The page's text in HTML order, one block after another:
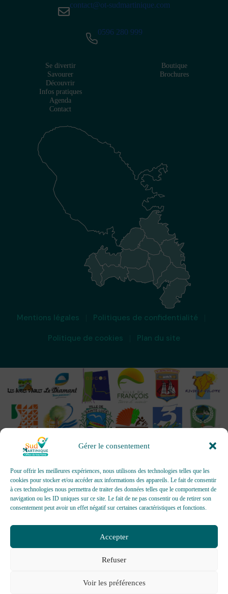
Gérer le consentement
Pour offrir les meilleures expériences, nous utilisons des technologies telles que les
cookies pour stocker et/ou accéder aux informations des appareils. Le fait de consentir
à ces technologies nous permettra de traiter des données telles que le comportement de
navigation ou les ID uniques sur ce site. Le fait de ne pas consentir ou de retirer son
consentement peut avoir un effet négatif sur certaines caractéristiques et fonctions.
Accepter
Refuser
Voir les préférences
contact@ot-sudmartinique.com
0596 280 999
Se divertir
Savourer
Découvrir
Infos pratiques
Agenda
Contact
Boutique
Brochures
Mentions légales
Politiques de confidentialité
Politique de cookies
Plan du site
OFFICES DE TOURISME - Pour les activités d’accueil,
d’information, de promotion/communication, de création et gestion
d’événements